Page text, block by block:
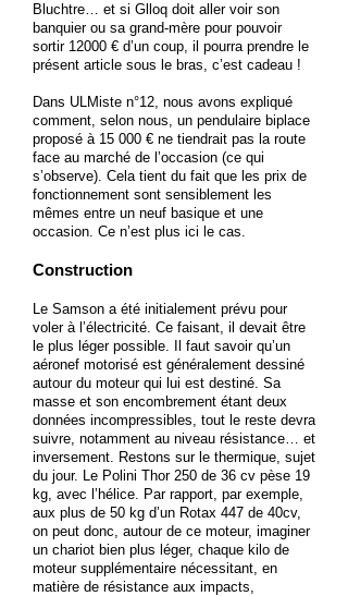
Bluchtre… et si Glloq doit aller voir son
banquier ou sa grand-mère pour pouvoir
sortir 12000 € d’un coup, il pourra prendre le
présent article sous le bras, c’est cadeau !
Dans ULMiste n°12, nous avons expliqué
comment, selon nous, un pendulaire biplace
proposé à 15 000 € ne tiendrait pas la route
face au marché de l’occasion (ce qui
s’observe). Cela tient du fait que les prix de
fonctionnement sont sensiblement les
mêmes entre un neuf basique et une
occasion. Ce n’est plus ici le cas.
Construction
Le Samson a été initialement prévu pour
voler à l’électricité. Ce faisant, il devait être
le plus léger possible. Il faut savoir qu’un
aéronef motorisé est généralement dessiné
autour du moteur qui lui est destiné. Sa
masse et son encombrement étant deux
données incompressibles, tout le reste devra
suivre, notamment au niveau résistance… et
inversement. Restons sur le thermique, sujet
du jour. Le Polini Thor 250 de 36 cv pèse 19
kg, avec l’hélice. Par rapport, par exemple,
aux plus de 50 kg d’un Rotax 447 de 40cv,
on peut donc, autour de ce moteur, imaginer
un chariot bien plus léger, chaque kilo de
moteur supplémentaire nécessitant, en
matière de résistance aux impacts,